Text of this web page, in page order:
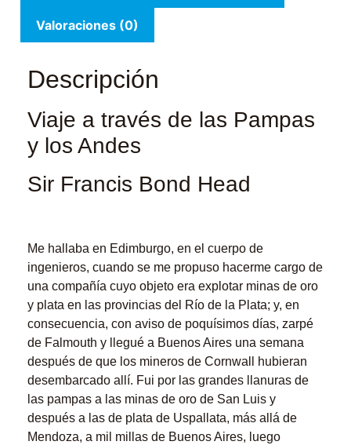
Valoraciones (0)
Descripción
Viaje a través de las Pampas
y los Andes
Sir Francis Bond Head
Me hallaba en Edimburgo, en el cuerpo de
ingenieros, cuando se me propuso hacerme cargo de
una compañía cuyo objeto era explotar minas de oro
y plata en las provincias del Río de la Plata; y, en
consecuencia, con aviso de poquísimos días, zarpé
de Falmouth y llegué a Buenos Aires una semana
después de que los mineros de Cornwall hubieran
desembarcado allí. Fui por las grandes llanuras de
las pampas a las minas de oro de San Luis y
después a las de plata de Uspallata, más allá de
Mendoza, a mil millas de Buenos Aires, luego